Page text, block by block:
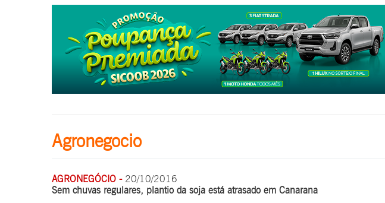
Agronegocio
AGRONEGÓCIO - 20/10/2016
Sem chuvas regulares, plantio da soja está atrasado em Canarana